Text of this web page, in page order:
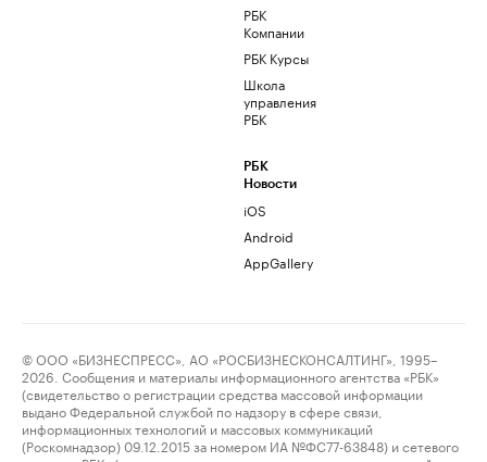
РБК
Компании
РБК Курсы
Школа
управления
РБК
РБК
Новости
iOS
Android
AppGallery
© ООО «БИЗНЕСПРЕСС», АО «РОСБИЗНЕСКОНСАЛТИНГ», 1995–
2026. Сообщения и материалы информационного агентства «РБК»
(свидетельство о регистрации средства массовой информации
выдано Федеральной службой по надзору в сфере связи,
информационных технологий и массовых коммуникаций
(Роскомнадзор) 09.12.2015 за номером ИА №ФС77-63848) и сетевого